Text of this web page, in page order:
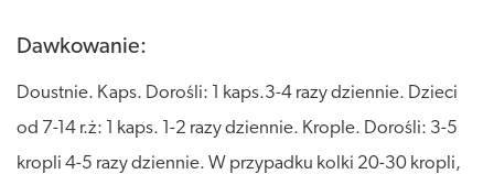
Dawkowanie:
Doustnie. Kaps. Dorośli: 1 kaps.3-4 razy dziennie. Dzieci
od 7-14 r.ż: 1 kaps. 1-2 razy dziennie. Krople. Dorośli: 3-5
kropli 4-5 razy dziennie. W przypadku kolki 20-30 kropli,